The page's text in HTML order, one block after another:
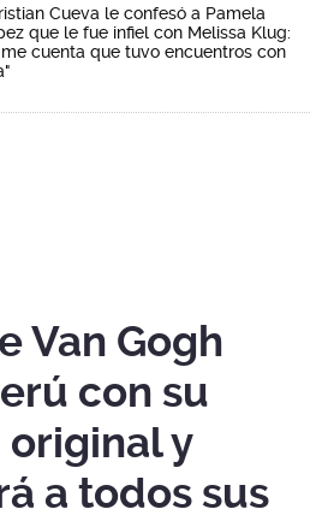
Cueva le confesó a Pamela
que le fue infiel con Melissa Klug:
me cuenta que tuvo encuentros con
Van Gogh
con su
y
a todos sus